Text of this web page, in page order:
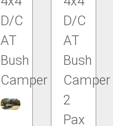
D/C
AT
Bush
Camper
D/C
AT
Bush
Camper
2
Pax